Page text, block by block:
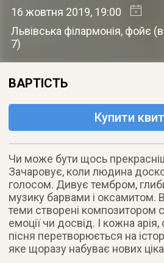
16 жовтня 2019, 19:00
Львівська філармонія, фойє (
7)
ВАРТІСТЬ
Купити
Чи може бути щось
Зачаровує, коли людина
голосом. Дивує тембром,
музику барвами і оксамитом.
теми створені композитором
емоції чи досвід. І кожна
пісня перетворюється на
яке щоразу набуває нових